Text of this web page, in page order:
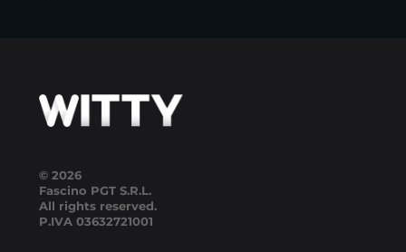
© 2026
Fascino PGT S.R.L.
All rights reserved.
P.IVA 03632721001